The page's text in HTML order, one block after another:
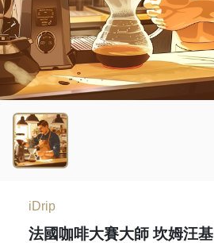
iDrip
法國咖啡大賽大師 坎姆汪基